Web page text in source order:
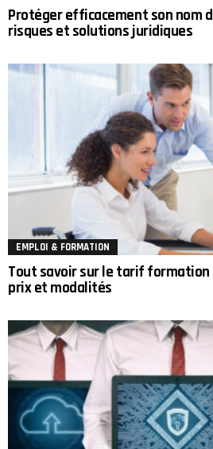
Protéger efficacement son nom
risques et solutions juridiques
EMPLOI & FORMATION
Tout savoir sur le tarif formation
prix et modalités